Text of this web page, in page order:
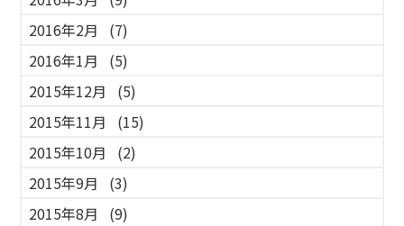
2016年2月
(7)
2016年1月
(5)
2015年12月
(5)
2015年11月
(15)
2015年10月
(2)
2015年9月
(3)
2015年8月
(9)